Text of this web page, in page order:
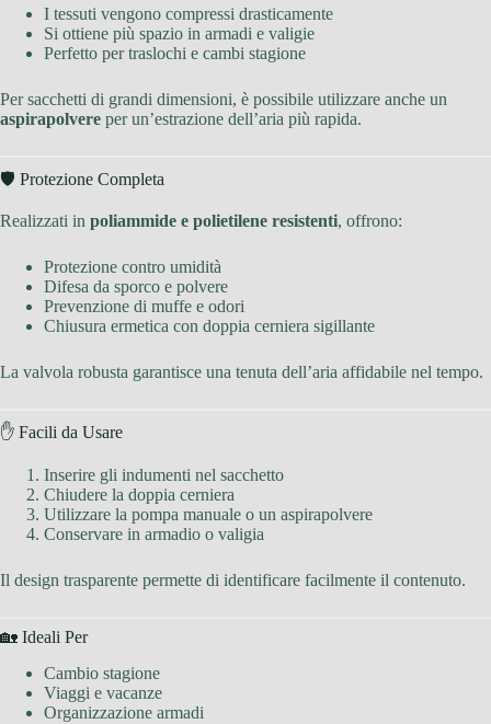
I tessuti vengono compressi drasticamente
Si ottiene più spazio in armadi e valigie
Perfetto per traslochi e cambi stagione
Per sacchetti di grandi dimensioni, è possibile utilizzare anche un
aspirapolvere per un’estrazione dell’aria più rapida.
🛡 Protezione Completa
Realizzati in poliammide e polietilene resistenti, offrono:
Protezione contro umidità
Difesa da sporco e polvere
Prevenzione di muffe e odori
Chiusura ermetica con doppia cerniera sigillante
La valvola robusta garantisce una tenuta dell’aria affidabile nel tempo.
✋ Facili da Usare
Inserire gli indumenti nel sacchetto
Chiudere la doppia cerniera
Utilizzare la pompa manuale o un aspirapolvere
Conservare in armadio o valigia
Il design trasparente permette di identificare facilmente il contenuto.
🏡 Ideali Per
Cambio stagione
Viaggi e vacanze
Organizzazione armadi